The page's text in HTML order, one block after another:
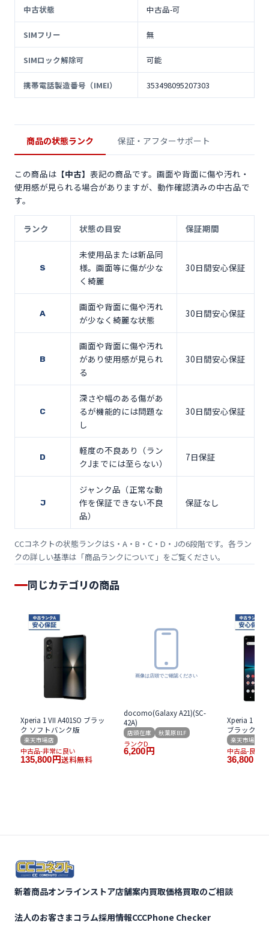
中古状態 中古品-可
SIMフリー 無
SIMロック解除可 可能
携帯電話製造番号（IMEI） 353498095207303
商品の状態ランク 保証・アフターサポート
この商品は 【中古】 表記の商品です。画面や背面に傷や汚れ・
使用感が見られる場合がありますが、動作確認済みの中古品で
す。
ランク 状態の目安 保証期間
S
未使用品または新品同
様。画面等に傷が少な
く綺麗
30日間安心保証
A
画面や背面に傷や汚れ
が少なく綺麗な状態
30日間安心保証
B
画面や背面に傷や汚れ
があり使用感が見られ
る
30日間安心保証
C
深さや幅のある傷があ
るが機能的には問題な
し
30日間安心保証
D
軽度の不良あり（ラン
クJまでには至らない）
7日保証
J
ジャンク品（正常な動
作を保証できない不良
品）
保証なし
CCコネクトの状態ランクはS・A・B・C・D・Jの6段階です。各ラン
クの詳しい基準は「商品ランクについて 」をご覧ください。
同じカテゴリの商品
Xperia 1 VII A401SO ブラッ
ク ソフトバンク版
楽天市場店
中古品-非常に良い
135,800 円送料無料
docomo(Galaxy A21)(SC-
42A)
店頭在庫 秋葉原B1F
ランクD
6,200 円
Xperia 1 IV
ブラック ド
楽天市場店
中古品-良い
36,800
新着商品オンラインストア店舗案内買取価格買取のご相談
法人のお客さまコラム採用情報CCCPhone Checker